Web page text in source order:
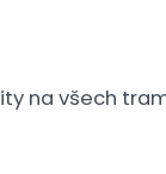
na všech